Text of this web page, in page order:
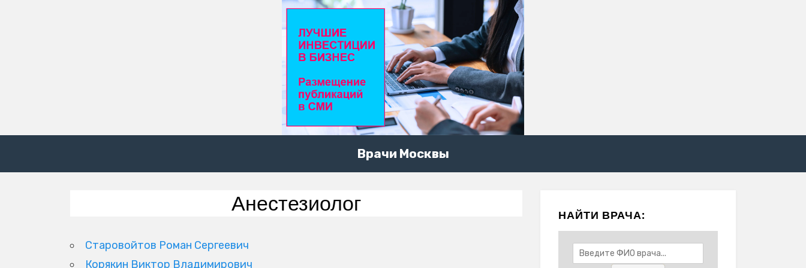
Врачи Москвы
Анестезиолог
Старовойтов Роман Сергеевич
Корякин Виктор Владимирович
НАЙТИ ВРАЧА: